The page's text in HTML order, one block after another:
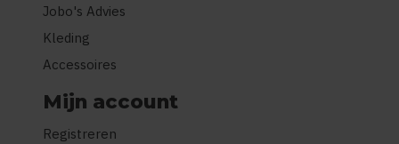
Jobo's Advies
Kleding
Accessoires
Mijn account
Registreren